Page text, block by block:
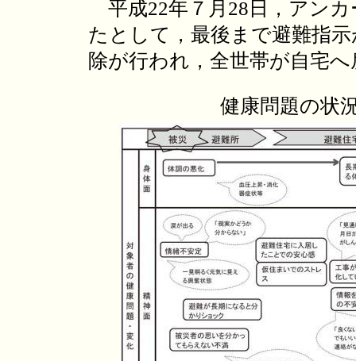
平成22年７月28日，アン
たとして，最後まで避難指
除が行われ，全世帯が自宅
健康問題の状